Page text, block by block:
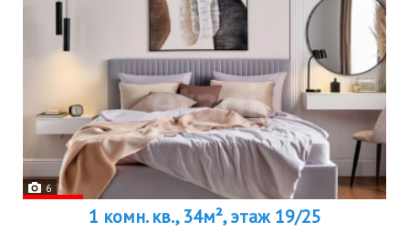
6
1 комн. кв., 34м², этаж 19/25